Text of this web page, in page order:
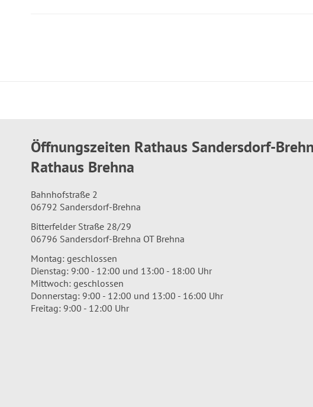
Öffnungszeiten Rathaus Sandersdorf-
Rathaus Brehna
Bahnhofstraße 2
06792 Sandersdorf-Brehna
Bitterfelder Straße 28/29
06796 Sandersdorf-Brehna OT Brehna
Montag: geschlossen
Dienstag: 9:00 - 12:00 und 13:00 - 18:00 Uhr
Mittwoch: geschlossen
Donnerstag: 9:00 - 12:00 und 13:00 - 16:00 Uhr
Freitag: 9:00 - 12:00 Uhr